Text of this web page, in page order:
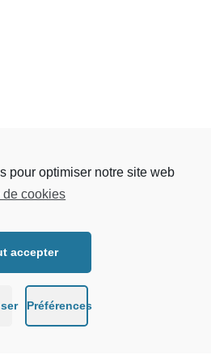
pour optimiser notre site web
de cookies
accepter
Préférences